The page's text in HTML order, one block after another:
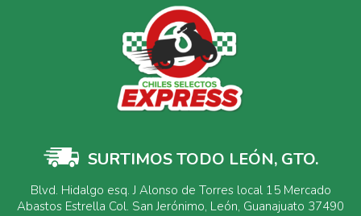
SURTIMOS TODO LEÓN, GTO.
Blvd. Hidalgo esq. J Alonso de Torres local 15 Mercado
Abastos Estrella Col. San Jerónimo, León, Guanajuato 37490